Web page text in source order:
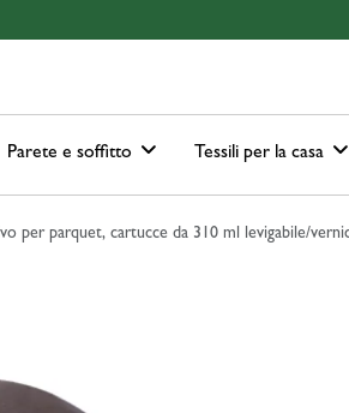
Parete e soffitto Tessili per la casa
per parquet, cartucce da 310 ml levigabile/